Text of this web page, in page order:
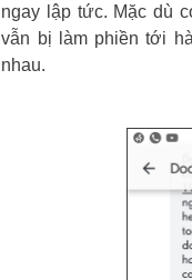
ngay lập tức. Mặc dù
vẫn bị làm phiền tới
nhau.